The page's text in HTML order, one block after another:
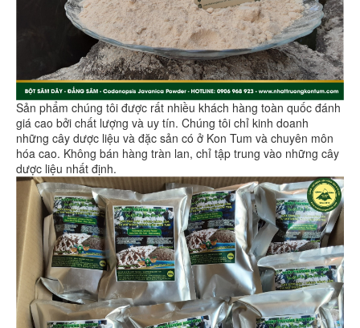
Sản phẩm chúng tôi được rất nhiều khách hàng toàn quốc đánh
giá cao bởi chất lượng và uy tín. Chúng tôi chỉ kinh doanh
những cây dược liệu và đặc sản có ở Kon Tum và chuyên môn
hóa cao. Không bán hàng tràn lan, chỉ tập trung vào những cây
dược liệu nhất định.